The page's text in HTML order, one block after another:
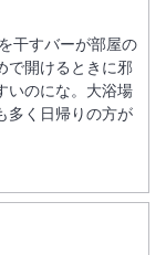
干すバーが部屋の
で開けるときに邪
いのにな。大浴場
多く日帰りの方が